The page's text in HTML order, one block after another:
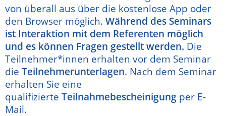
von überall aus über die kostenlose App oder
den Browser möglich. Während des Seminars
ist Interaktion mit dem Referenten möglich
und es können Fragen gestellt werden. Die
Teilnehmer*innen erhalten vor dem Seminar
die Teilnehmerunterlagen. Nach dem Seminar
erhalten Sie eine
qualifizierte Teilnahmebescheinigung per E-
Mail.